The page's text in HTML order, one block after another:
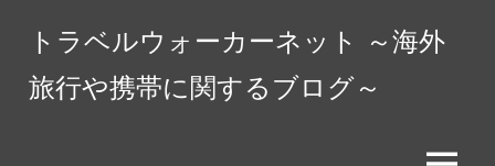
トラベルウォーカーネット ～海外
旅行や携帯に関するブログ～